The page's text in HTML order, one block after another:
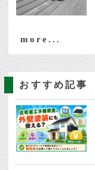
more...
おすすめ記事